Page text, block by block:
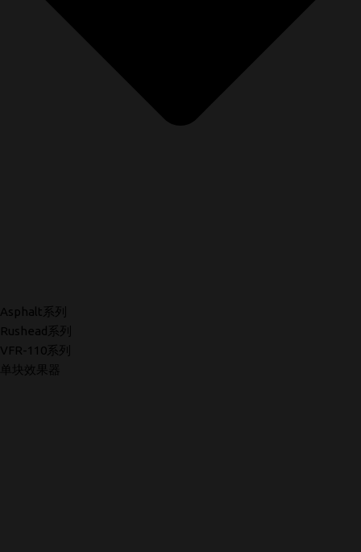
Asphalt系列
Rushead系列
VFR-110系列
单块效果器